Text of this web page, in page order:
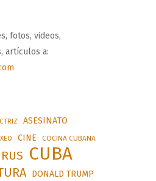
fotos, videos,
artículos a:
ASESINATO
CINE COCINA CUBANA
CUBA
DONALD TRUMP